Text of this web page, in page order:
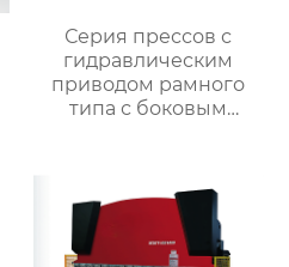
Серия прессов с
гидравлическим
приводом рамного
типа с боковым